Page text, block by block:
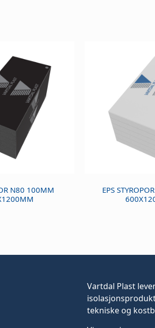
N80 100MM
EPS
Vartdal Plast
tekniske og